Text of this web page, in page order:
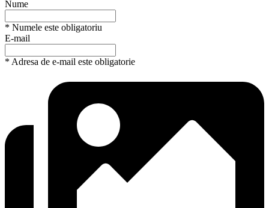
Nume
* Numele este obligatoriu
E-mail
* Adresa de e-mail este obligatorie